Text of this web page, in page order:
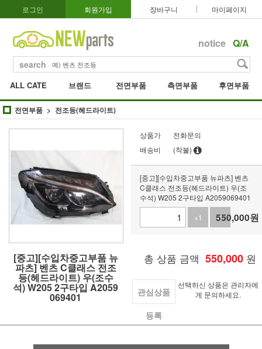
로그인 회원가입 장바구니 마이페이지
notice Q/A
search
ALL CATE 브랜드 전면부품 측면부품 후면부품
전면부품 전조등(헤드라이트)
[중고][수입차중고부품 뉴
파츠] 벤츠 C클래스 전조
등(헤드라이트) 우(조수
석) W205 2구타입 A2059
069401
상품가
전화문의
배송비
(착불)
[중고][수입차중고부품 뉴파츠] 벤츠
C클래스 전조등(헤드라이트) 우(조
수석) W205 2구타입 A2059069401
+1
-1
550,000원
총 상품 금액 550,000 원
관심상품
등록
선택하신 상품은 관리자에
게 문의하세요.